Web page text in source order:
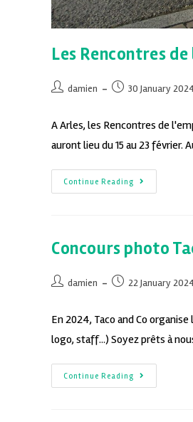
Les Rencontres
damien 30 January
A Arles, les Rencontres de
auront lieu du 15 au 23 février.
Continue Reading
Concours photo
damien 22 January
En 2024, Taco and Co
logo, staff...) Soyez prêts à
Continue Reading